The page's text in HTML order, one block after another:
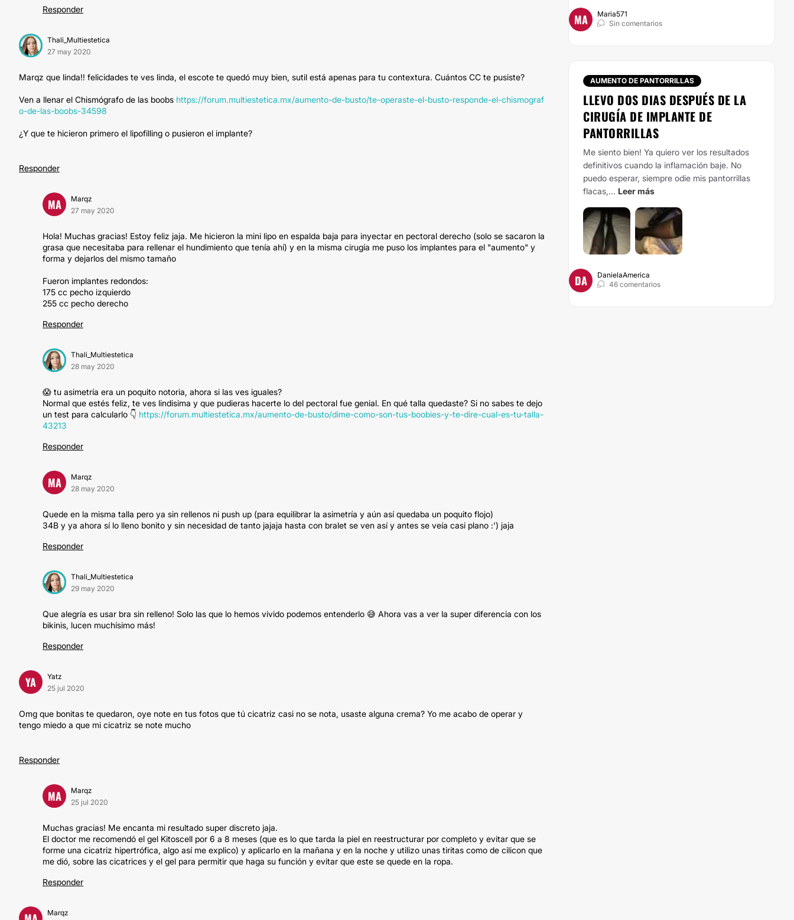
Responder
Thali_Multiestetica
27 may 2020
Marqz que linda!! felicidades te ves linda, el escote te quedó muy bien, sutil está apenas para tu contextura. Cuántos CC te pusiste?
Ven a llenar el Chismógrafo de las boobs https://forum.multiestetica.mx/aumento-de-busto/te-operaste-el-busto-responde-el-chismograf
o-de-las-boobs-34598
¿Y que te hicieron primero el lipofilling o pusieron el implante?
Responder
MA
Marqz
27 may 2020
Hola! Muchas gracias! Estoy feliz jaja. Me hicieron la mini lipo en espalda baja para inyectar en pectoral derecho (solo se sacaron la
grasa que necesitaba para rellenar el hundimiento que tenía ahí) y en la misma cirugía me puso los implantes para el "aumento" y
forma y dejarlos del mismo tamaño
Fueron implantes redondos:
175 cc pecho izquierdo
255 cc pecho derecho
Responder
Thali_Multiestetica
28 may 2020
😱 tu asimetría era un poquito notoria, ahora si las ves iguales?
Normal que estés feliz, te ves lindisima y que pudieras hacerte lo del pectoral fue genial. En qué talla quedaste? Si no sabes te dejo
un test para calcularlo 👇 https://forum.multiestetica.mx/aumento-de-busto/dime-como-son-tus-boobies-y-te-dire-cual-es-tu-talla-
43213
Responder
MA
Marqz
28 may 2020
Quede en la misma talla pero ya sin rellenos ni push up (para equilibrar la asimetría y aún así quedaba un poquito flojo)
34B y ya ahora sí lo lleno bonito y sin necesidad de tanto jajaja hasta con bralet se ven así y antes se veía casi plano :') jaja
Responder
Thali_Multiestetica
29 may 2020
Que alegría es usar bra sin relleno! Solo las que lo hemos vivido podemos entenderlo 😅 Ahora vas a ver la super diferencia con los
bikinis, lucen muchísimo más!
Responder
YA
Yatz
25 jul 2020
Omg que bonitas te quedaron, oye note en tus fotos que tú cicatriz casi no se nota, usaste alguna crema? Yo me acabo de operar y
tengo miedo a que mi cicatriz se note mucho
Responder
MA
Marqz
25 jul 2020
Muchas gracias! Me encanta mi resultado super discreto jaja.
El doctor me recomendó el gel Kitoscell por 6 a 8 meses (que es lo que tarda la piel en reestructurar por completo y evitar que se
forme una cicatriz hipertrófica, algo así me explico) y aplicarlo en la mañana y en la noche y utilizo unas tiritas como de cilicon que
me dió, sobre las cicatrices y el gel para permitir que haga su función y evitar que este se quede en la ropa.
Responder
Marqz
MA
Maria571
Sin comentarios
AUMENTO DE PANTORRILLAS
LLEVO DOS DIAS DESPUÉS DE LA
CIRUGÍA DE IMPLANTE DE
PANTORRILLAS
Me siento bien! Ya quiero ver los resultados
definitivos cuando la inflamación baje. No
puedo esperar, siempre odie mis pantorrillas
flacas,... Leer más
DA
DanielaAmerica
46 comentarios